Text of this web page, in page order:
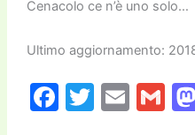
Cenacolo ce n’è uno solo…
Ultimo aggiornamento:
F T E G